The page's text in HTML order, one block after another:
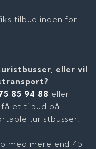
tilbud inden for
eller vil
85 94 88 eller
få et tilbud på
turistbusser.
med mere end 45